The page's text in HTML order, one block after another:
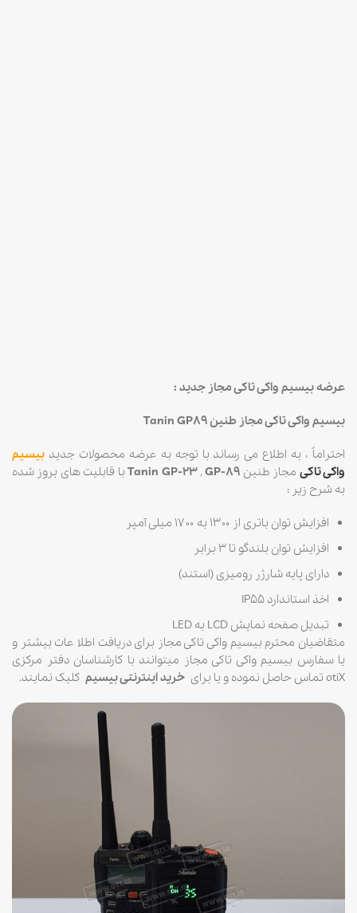
عرضه بیسیم واکی تاکی مجاز جدید :
بیسیم واکی تاکی مجاز طنین Tanin GP89
احتراماً ، به اطلاع می رساند با توجه به عرضه محصولات جدید بیسیم
واکی تاکی مجاز طنین Tanin GP-23,GP-89
با قابلیت های بروز شده
به شرح زیر :
افزایش توان باتری از ۱۳۰۰ به ۱۷۰۰ میلی آمپر
افزایش توان بلندگو تا ۳ برابر
دارای پایه شارژر رومیزی (استند)
اخذ استاندارد IP55
تبدیل صفحه نمایش LCD به LED
متقاضیان محترم بیسیم واکی تاکی مجاز برای دریافت اطلا عات بیشتر و
یا سفارس بیسیم واکی تاکی مجاز میتوانند با کارشناسان دفتر مرکزی
otiX تماس حاصل نموده و یا برای
خرید اینترنتی بیسیم کلیک نمایند.